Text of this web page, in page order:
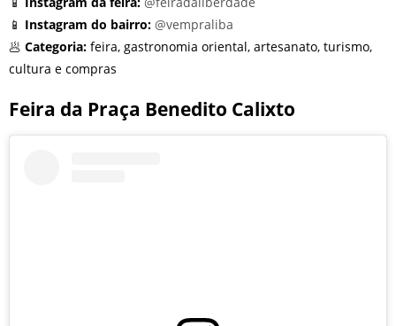
📱 Instagram do bairro: @vempraliba
🥟 Categoria: feira, gastronomia oriental, artesanato, turismo,
cultura e compras
Feira da Praça Benedito Calixto